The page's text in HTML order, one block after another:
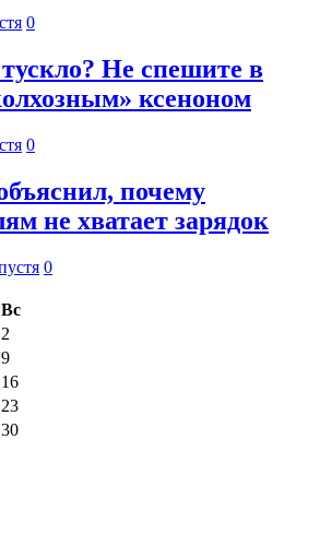
0
Не спешите в
ксеноном
0
почему
не хватает зарядок
0
Вс
2
9
16
23
30